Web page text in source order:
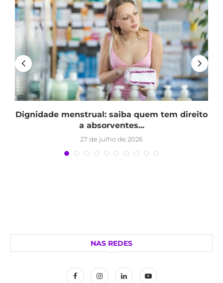
Dignidade menstrual: saiba quem tem direito
a absorventes...
27 de julho de 2026
NAS REDES